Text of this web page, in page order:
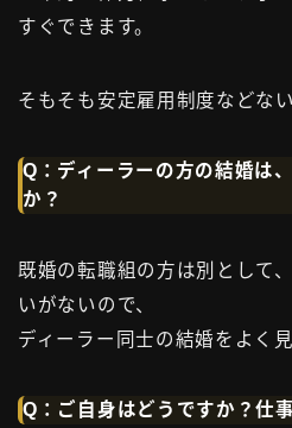
すぐできます。
そもそも安定雇用制度などな
Q：ディーラーの方の結婚は
か？
既婚の転職組の方は別として
いがないので、
ディーラー同士の結婚をよく見
Q：ご自身はどうですか？仕